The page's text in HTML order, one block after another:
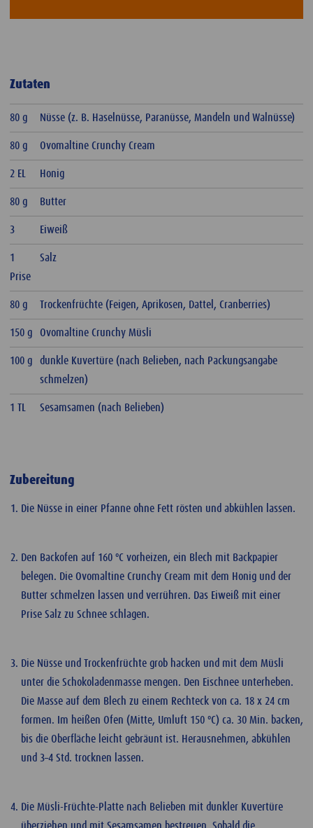
Zutaten
80 g Nüsse (z. B. Haselnüsse, Paranüsse, Mandeln und Walnüsse)
80 g Ovomaltine Crunchy Cream
2 EL Honig
80 g Butter
3 Eiweiß
1
Prise
Salz
80 g Trockenfrüchte (Feigen, Aprikosen, Dattel, Cranberries)
150 g Ovomaltine Crunchy Müsli
100 g
dunkle Kuvertüre (nach Belieben, nach Packungsangabe
schmelzen)
1 TL Sesamsamen (nach Belieben)
Zubereitung
Die Nüsse in einer Pfanne ohne Fett rösten und abkühlen lassen.
Den Backofen auf 160 ºC vorheizen, ein Blech mit Backpapier
belegen. Die Ovomaltine Crunchy Cream mit dem Honig und der
Butter schmelzen lassen und verrühren. Das Eiweiß mit einer
Prise Salz zu Schnee schlagen.
Die Nüsse und Trockenfrüchte grob hacken und mit dem Müsli
unter die Schokoladenmasse mengen. Den Eischnee unterheben.
Die Masse auf dem Blech zu einem Rechteck von ca. 18 x 24 cm
formen. Im heißen Ofen (Mitte, Umluft 150 ºC) ca. 30 Min. backen,
bis die Oberfläche leicht gebräunt ist. Herausnehmen, abkühlen
und 3–4 Std. trocknen lassen.
Die Müsli-Früchte-Platte nach Belieben mit dunkler Kuvertüre